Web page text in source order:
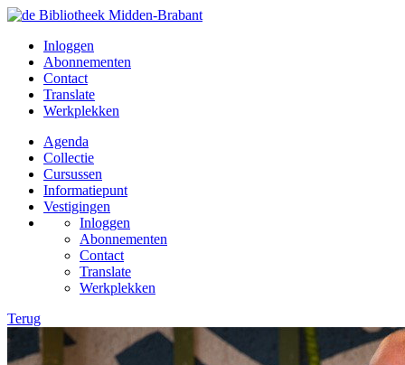
Inloggen
Abonnementen
Contact
Translate
Werkplekken
Agenda
Collectie
Cursussen
Informatiepunt
Vestigingen
Inloggen
Abonnementen
Contact
Translate
Werkplekken
Terug